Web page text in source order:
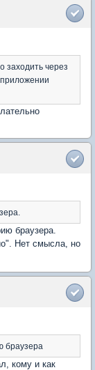
заходить через
браузера.
Нет смысла, но
браузера
кому и как